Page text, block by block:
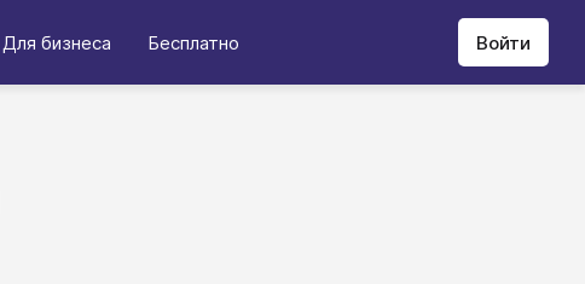
Для бизнеса Бесплатно Войти